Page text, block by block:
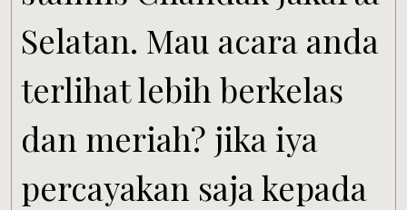
Selatan. Mau acara anda
terlihat lebih berkelas
dan meriah? jika iya
percayakan saja kepada